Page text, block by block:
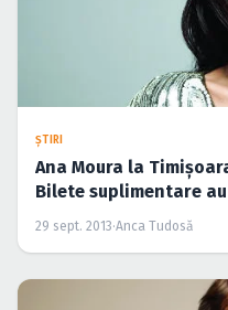
ŞTIRI
Ana Moura la
Bilete suplimentare
29 sept. 2013·Anca Tudosă